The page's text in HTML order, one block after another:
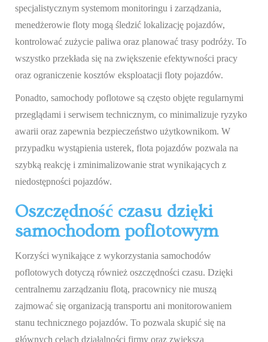
specjalistycznym systemom monitoringu i zarządzania,
menedżerowie floty mogą śledzić lokalizację pojazdów,
kontrolować zużycie paliwa oraz planować trasy podróży. To
wszystko przekłada się na zwiększenie efektywności pracy
oraz ograniczenie kosztów eksploatacji floty pojazdów.
Ponadto, samochody poflotowe są często objęte regularnymi
przeglądami i serwisem technicznym, co minimalizuje ryzyko
awarii oraz zapewnia bezpieczeństwo użytkownikom. W
przypadku wystąpienia usterek, flota pojazdów pozwala na
szybką reakcję i zminimalizowanie strat wynikających z
niedostępności pojazdów.
Oszczędność czasu dzięki
samochodom poflotowym
Korzyści wynikające z wykorzystania samochodów
poflotowych dotyczą również oszczędności czasu. Dzięki
centralnemu zarządzaniu flotą, pracownicy nie muszą
zajmować się organizacją transportu ani monitorowaniem
stanu technicznego pojazdów. To pozwala skupić się na
głównych celach działalności firmy oraz zwiększa